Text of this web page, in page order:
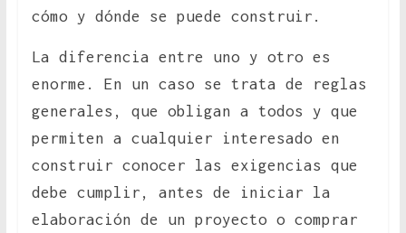
cómo y dónde se puede construir.
La diferencia entre uno y otro es
enorme. En un caso se trata de reglas
generales, que obligan a todos y que
permiten a cualquier interesado en
construir conocer las exigencias que
debe cumplir, antes de iniciar la
elaboración de un proyecto o comprar